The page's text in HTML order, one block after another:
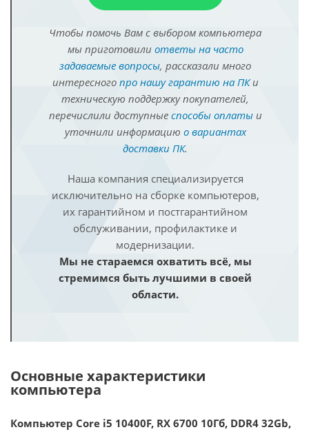
Чтобы помочь Вам с выбором компьютера
мы приготовили ответы на часто
задаваемые вопросы, рассказали много
интересного про нашу гарантию на ПКи
техническую поддержку покупателей,
перечислили доступные способы оплатыи
уточнили информацию о вариантах
доставки ПК.
Наша компания специализируется
исключительно на сборке компьютеров,
их гарантийном и постгарантийном
обслуживании, профилактике и
модернизации.
Мы не стараемся охватить всё, мы
стремимся быть лучшими в своей
области.
Основные характеристики
компьютера
Компьютер Core i5 10400F, RX 6700 10Гб, DDR4 32Gb,